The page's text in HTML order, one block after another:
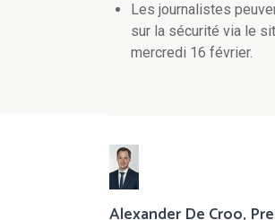
Les journalistes
sur la sécurité via le
mercredi 16 février.